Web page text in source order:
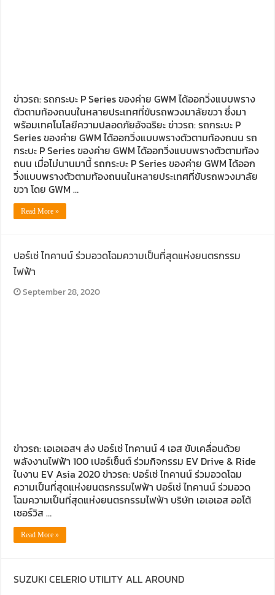
ข่าวรถ: รถกระบะ P Series ของค่าย GWM ได้ออกวิ่งแบบพราง
ตัวตามท้องถนนในหลายประเทศที่ขับรถพวงมาลัยขวา ซึ่งมา
พร้อมเทคโนโลยีความปลอดภัยอัจฉริยะ ข่าวรถ: รถกระบะ P
Series ของค่าย GWM ได้ออกวิ่งแบบพรางตัวตามท้องถนน รถ
กระบะ P Series ของค่าย GWM ได้ออกวิ่งแบบพรางตัวตามท้อง
ถนน เมื่อไม่นานมานี้ รถกระบะ P Series ของค่าย GWM ได้ออก
วิ่งแบบพรางตัวตามท้องถนนในหลายประเทศที่ขับรถพวงมาลัย
ขวา โดย GWM …
Read More »
ปอร์เช่ ไทคานน์ ร่วมอวดโฉมความเป็นที่สุดแห่งยนตรกรรม
ไฟฟ้า
September 28, 2020
ข่าวรถ: เอเอเอสฯ ส่ง ปอร์เช่ ไทคานน์ 4 เอส ขับเคลื่อนด้วย
พลังงานไฟฟ้า 100 เปอร์เซ็นต์ ร่วมกิจกรรม EV Drive & Ride
ในงาน EV Asia 2020 ข่าวรถ: ปอร์เช่ ไทคานน์ ร่วมอวดโฉม
ความเป็นที่สุดแห่งยนตรกรรมไฟฟ้า ปอร์เช่ ไทคานน์ ร่วมอวด
โฉมความเป็นที่สุดแห่งยนตรกรรมไฟฟ้า บริษัท เอเอเอส ออโต้
เซอร์วิส …
Read More »
SUZUKI CELERIO UTILITY ALL AROUND